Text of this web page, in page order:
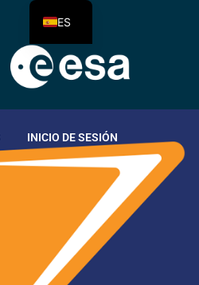
INICIO DE SESIÓN
ES